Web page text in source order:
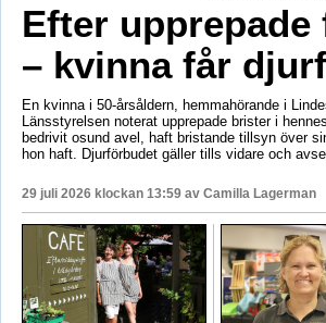
Efter upprepade
– kvinna får
En kvinna i 50-årsåldern, hemmahörande i
Länsstyrelsen noterat upprepade brister i
bedrivit osund avel, haft bristande tillsyn över
hon haft. Djurförbudet gäller tills vidare och
29 juli 2026 klockan 13:59 av Camilla Lagerman